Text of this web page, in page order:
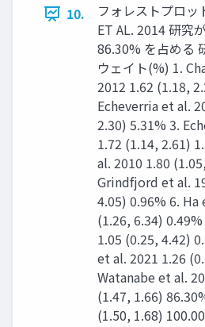
10.
フォレストプロッ
ET AL. 2014 研究
86.30% を占める
ウェイト(%) 1.
2012 1.62 (1.18,
Echeverria et al.
2.30) 5.31% 3.
1.72 (1.14, 2.61)
al. 2010 1.80
Grindfjord et al.
4.05) 0.96% 6. Ha
(1.26, 6.34)
1.05 (0.25, 4.42)
et al. 2021 1.26
Watanabe et al.
(1.47, 1.66)
(1.50, 1.68)